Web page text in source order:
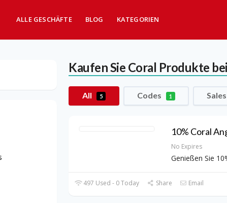
ALLE GESCHÄFTE BLOG KATEGORIEN
Kaufen Sie Coral Produkte
All 5 Codes 1 Sales
10% Coral
No Expires
Genießen Sie
497 Used - 0 Today Share Email